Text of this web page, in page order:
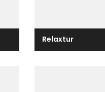
Relaxtur